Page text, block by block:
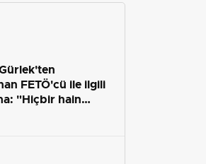
FETÖ'cü ile ilgili
"Hiçbir hain